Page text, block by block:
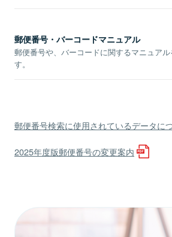
郵便番号・バーコードマニュアル
郵便番号や、バーコードに関するマニュアル
す。
郵便番号検索に使用されているデータに
2025年度版郵便番号の変更案内